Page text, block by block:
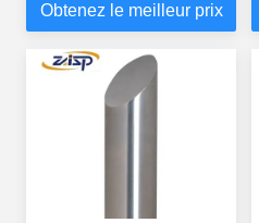
ultime
Obtenez le meilleur prix